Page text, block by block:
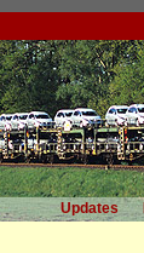
Updates